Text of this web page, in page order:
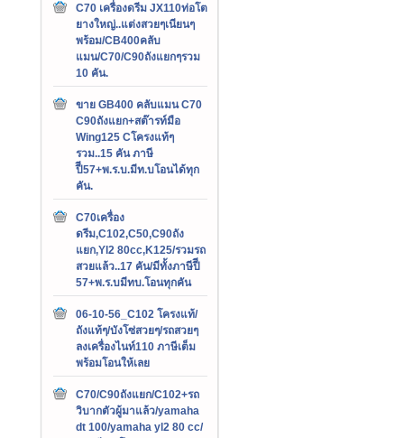
C70 เครื่องดรีม JX110ท่อโต
ยางใหญ่..แต่งสวยๆเนียนๆ
พร้อม/CB400คลับ
แมน/C70/C90ถังแยกๆรวม
10 คัน.
ขาย GB400 คลับแมน C70
C90ถังแยก+สต๊ารท์มือ
Wing125 Cโครงแท้ๆ
รวม..15 คัน ภาษี
ปีี57+พ.ร.บ.มีท.บโอนได้ทุก
คัน.
C70เครื่อง
ดรีม,C102,C50,C90ถัง
แยก,Yl2 80cc,K125/รวมรถ
สวยแล้ว..17 คัน/มีทั้งภาษีปีี
57+พ.ร.บมีทบ.โอนทุกคัน
06-10-56_C102 โครงแท้/
ถังแท้ๆ/บังโซ่สวยๆ/รถสวยๆ
ลงเครื่องไนท์110 ภาษีเต็ม
พร้อมโอนให้เลย
C70/C90ถังแยก/C102+รถ
วิบากตัวผู้มาแล้ว/yamaha
dt 100/yamaha yl2 80 cc/